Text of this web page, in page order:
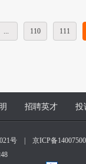
... 110 111
招聘英才 投
号
京ICP备